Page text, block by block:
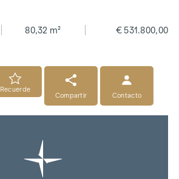
80,32 m² € 531.800,00
Recuerde
Compartir
Contacto